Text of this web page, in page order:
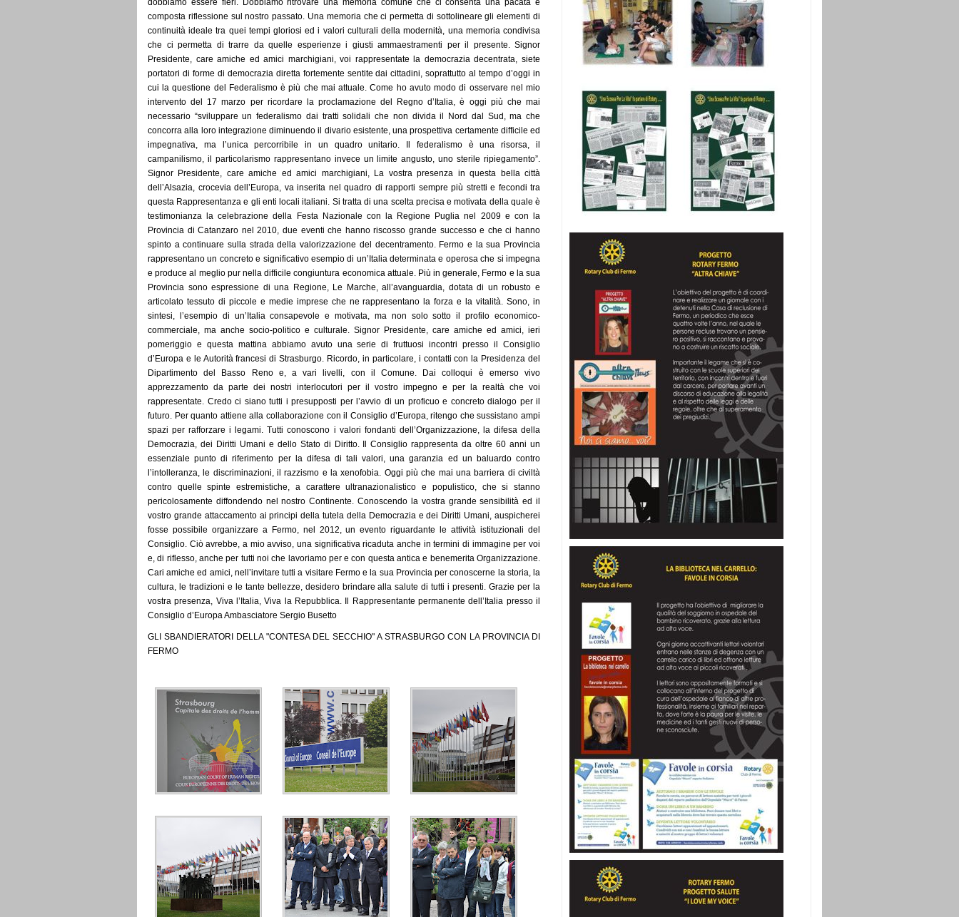
dobbiamo essere fieri. Dobbiamo ritrovare una memoria comune che ci consenta una pacata e
composta riflessione sul nostro passato. Una memoria che ci permetta di sottolineare gli elementi di
continuità ideale tra quei tempi gloriosi ed i valori culturali della modernità, una memoria condivisa
che ci permetta di trarre da quelle esperienze i giusti ammaestramenti per il presente. Signor
Presidente, care amiche ed amici marchigiani, voi rappresentate la democrazia decentrata, siete
portatori di forme di democrazia diretta fortemente sentite dai cittadini, soprattutto al tempo d’oggi in
cui la questione del Federalismo è più che mai attuale. Come ho avuto modo di osservare nel mio
intervento del 17 marzo per ricordare la proclamazione del Regno d’Italia, è oggi più che mai
necessario “sviluppare un federalismo dai tratti solidali che non divida il Nord dal Sud, ma che
concorra alla loro integrazione diminuendo il divario esistente, una prospettiva certamente difficile ed
impegnativa, ma l’unica percorribile in un quadro unitario. Il federalismo è una risorsa, il
campanilismo, il particolarismo rappresentano invece un limite angusto, uno sterile ripiegamento”.
Signor Presidente, care amiche ed amici marchigiani, La vostra presenza in questa bella città
dell’Alsazia, crocevia dell’Europa, va inserita nel quadro di rapporti sempre più stretti e fecondi tra
questa Rappresentanza e gli enti locali italiani. Si tratta di una scelta precisa e motivata della quale è
testimonianza la celebrazione della Festa Nazionale con la Regione Puglia nel 2009 e con la
Provincia di Catanzaro nel 2010, due eventi che hanno riscosso grande successo e che ci hanno
spinto a continuare sulla strada della valorizzazione del decentramento. Fermo e la sua Provincia
rappresentano un concreto e significativo esempio di un’Italia determinata e operosa che si impegna
e produce al meglio pur nella difficile congiuntura economica attuale. Più in generale, Fermo e la sua
Provincia sono espressione di una Regione, Le Marche, all’avanguardia, dotata di un robusto e
articolato tessuto di piccole e medie imprese che ne rappresentano la forza e la vitalità. Sono, in
sintesi, l’esempio di un’Italia consapevole e motivata, ma non solo sotto il profilo economico-
commerciale, ma anche socio-politico e culturale. Signor Presidente, care amiche ed amici, ieri
pomeriggio e questa mattina abbiamo avuto una serie di fruttuosi incontri presso il Consiglio
d’Europa e le Autorità francesi di Strasburgo. Ricordo, in particolare, i contatti con la Presidenza del
Dipartimento del Basso Reno e, a vari livelli, con il Comune. Dai colloqui è emerso vivo
apprezzamento da parte dei nostri interlocutori per il vostro impegno e per la realtà che voi
rappresentate. Credo ci siano tutti i presupposti per l’avvio di un proficuo e concreto dialogo per il
futuro. Per quanto attiene alla collaborazione con il Consiglio d’Europa, ritengo che sussistano ampi
spazi per rafforzare i legami. Tutti conoscono i valori fondanti dell’Organizzazione, la difesa della
Democrazia, dei Diritti Umani e dello Stato di Diritto. Il Consiglio rappresenta da oltre 60 anni un
essenziale punto di riferimento per la difesa di tali valori, una garanzia ed un baluardo contro
l’intolleranza, le discriminazioni, il razzismo e la xenofobia. Oggi più che mai una barriera di civiltà
contro quelle spinte estremistiche, a carattere ultranazionalistico e populistico, che si stanno
pericolosamente diffondendo nel nostro Continente. Conoscendo la vostra grande sensibilità ed il
vostro grande attaccamento ai principi della tutela della Democrazia e dei Diritti Umani, auspicherei
fosse possibile organizzare a Fermo, nel 2012, un evento riguardante le attività istituzionali del
Consiglio. Ciò avrebbe, a mio avviso, una significativa ricaduta anche in termini di immagine per voi
e, di riflesso, anche per tutti noi che lavoriamo per e con questa antica e benemerita Organizzazione.
Cari amiche ed amici, nell’invitare tutti a visitare Fermo e la sua Provincia per conoscerne la storia, la
cultura, le tradizioni e le tante bellezze, desidero brindare alla salute di tutti i presenti. Grazie per la
vostra presenza, Viva l’Italia, Viva la Repubblica. Il Rappresentante permanente dell’Italia presso il
Consiglio d’Europa Ambasciatore Sergio Busetto
GLI SBANDIERATORI DELLA "CONTESA DEL SECCHIO" A STRASBURGO CON LA PROVINCIA DI
FERMO